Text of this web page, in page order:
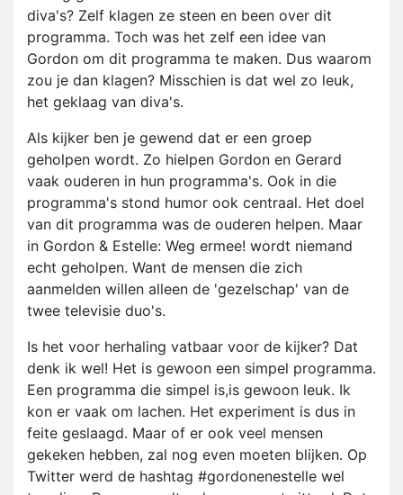
diva's? Zelf klagen ze steen en been over dit
programma. Toch was het zelf een idee van
Gordon om dit programma te maken. Dus waarom
zou je dan klagen? Misschien is dat wel zo leuk,
het geklaag van diva's.
Als kijker ben je gewend dat er een groep
geholpen wordt. Zo hielpen Gordon en Gerard
vaak ouderen in hun programma's. Ook in die
programma's stond humor ook centraal. Het doel
van dit programma was de ouderen helpen. Maar
in Gordon & Estelle: Weg ermee! wordt niemand
echt geholpen. Want de mensen die zich
aanmelden willen alleen de 'gezelschap' van de
twee televisie duo's.
Is het voor herhaling vatbaar voor de kijker? Dat
denk ik wel! Het is gewoon een simpel programma.
Een programma die simpel is,is gewoon leuk. Ik
kon er vaak om lachen. Het experiment is dus in
feite geslaagd. Maar of er ook veel mensen
gekeken hebben, zal nog even moeten blijken. Op
Twitter werd de hashtag #gordonenestelle wel